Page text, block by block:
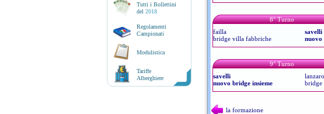
Tutti i Bollettini
del 2018
Regolamenti
Campionati
Modulistica
Tariffe
Alberghiere
8° Turno
failla
bridge villa fabbriche
savelli
nuovo
9° Turno
savelli
nuovo bridge insieme
bridge
la formazione